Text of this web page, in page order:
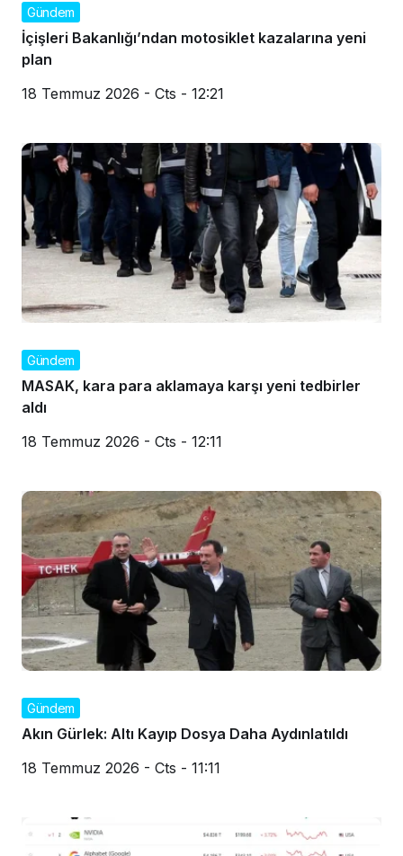
Gündem
İçişleri Bakanlığı’ndan motosiklet kazalarına yeni
plan
18 Temmuz 2026 - Cts - 12:21
Gündem
MASAK, kara para aklamaya karşı yeni tedbirler
aldı
18 Temmuz 2026 - Cts - 12:11
Gündem
Akın Gürlek: Altı Kayıp Dosya Daha Aydınlatıldı
18 Temmuz 2026 - Cts - 11:11